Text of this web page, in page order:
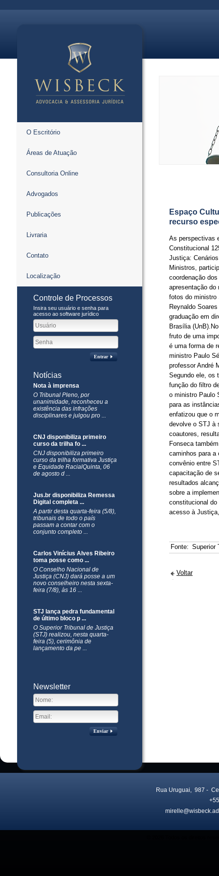
O Escritório
Áreas de Atuação
Consultoria Online
Advogados
Publicações
Livraria
Contato
Localização
Controle de Processos
Insira seu usuário e senha para
acesso ao software jurídico
Entrar
Notícias
Nota à imprensa
​O Tribunal Pleno, por
unanimidade, reconheceu a
existência das infrações
disciplinares e julgou pro ...
CNJ disponibiliza primeiro
curso da trilha fo ...
CNJ disponibiliza primeiro
curso da trilha formativa Justiça
e Equidade RacialQuinta, 06
de agosto d ...
Jus.br disponibiliza Remessa
Digital completa ...
A partir desta quarta-feira (5/8),
tribunais de todo o país
passam a contar com o
conjunto completo ...
Carlos Vinícius Alves Ribeiro
toma posse como ...
O Conselho Nacional de
Justiça (CNJ) dará posse a um
novo conselheiro nesta sexta-
feira (7/8), às 16 ...
STJ lança pedra fundamental
de último bloco p ...
O Superior Tribunal de Justiça
(STJ) realizou, nesta quarta-
feira (5), cerimônia de
lançamento da pe ...
Newsletter
Enviar
Espaço
recurso
As perspectivas
Constitucional
Justiça:
Ministros,
coordenação
apresentação do
fotos do ministro
Reynaldo
graduação em
Brasília
fruto de uma
é uma forma de
ministro Paulo
professor André
Segundo ele, os
função do filtro
o ministro Paulo
para as
enfatizou que o
devolve o STJ à
coautores,
Fonseca
caminhos para a
convênio entre
capacitação de
resultados
sobre a
constitucional
acesso à
Fonte: Superior
Voltar
Rua Uruguai, 987 -